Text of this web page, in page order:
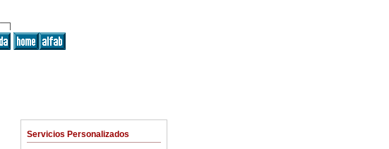
Servicios Personalizados